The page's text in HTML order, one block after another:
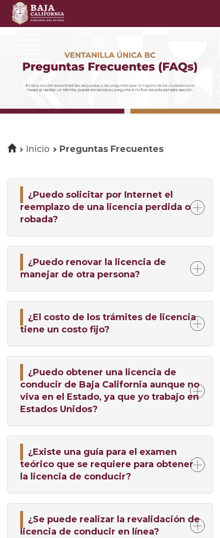
Inicio Preguntas Frecuentes
¿Puedo solicitar por Internet el
reemplazo de una licencia perdida o
robada?
¿Puedo renovar la licencia de
manejar de otra persona?
¿El costo de los trámites de licencia
tiene un costo fijo?
¿Puedo obtener una licencia de
conducir de Baja California aunque no
viva en el Estado, ya que yo trabajo en
Estados Unidos?
¿Existe una guía para el examen
teórico que se requiere para obtener
la licencia de conducir?
¿Se puede realizar la revalidación de
licencia de conducir en línea?